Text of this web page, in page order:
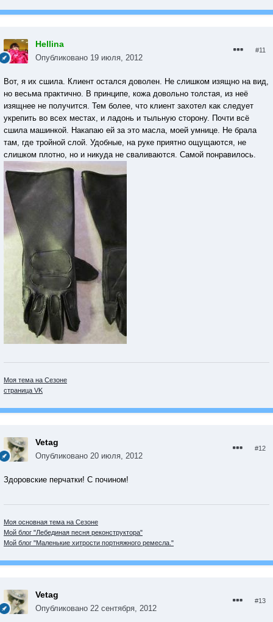
Hellina
Опубликовано 19 июля, 2012
#11
Вот, я их сшила. Клиент остался доволен. Не слишком изящно на вид,
но весьма практично. В принципе, кожа довольно толстая, из неё
изящнее не получится. Тем более, что клиент захотел как следует
укрепить во всех местах, и ладонь и тыльную сторону. Почти всё
сшила машинкой. Накапаю ей за это масла, моей умнице. Не брала
там, где тройной слой. Удобные, на руке приятно ощущаются, не
слишком плотно, но и никуда не сваливаются. Самой понравилось.
Моя тема на Сезоне
страница VK
Vetag
Опубликовано 20 июля, 2012
#12
Здоровские перчатки! С почином!
Моя основная тема на Сезоне
Мой блог "Лебединая песня реконструктора"
Мой блог "Маленькие хитрости портняжного ремесла."
Vetag
Опубликовано 22 сентября, 2012
#13